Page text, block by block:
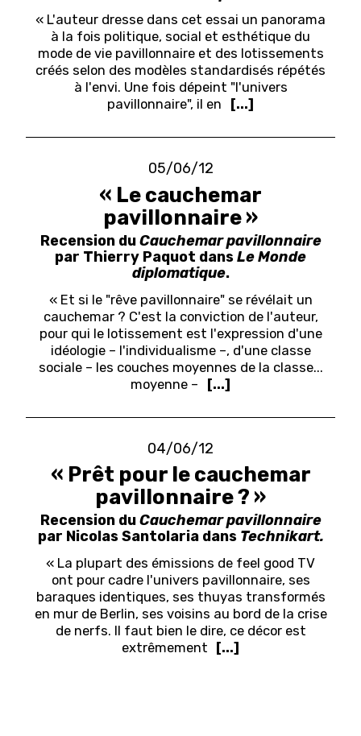
« L'auteur dresse dans cet essai un panorama
à la fois politique, social et esthétique du
mode de vie pavillonnaire et des lotissements
créés selon des modèles standardisés répétés
à l'envi. Une fois dépeint "l'univers
pavillonnaire", il en
[...]
05/06/12
« Le cauchemar
pavillonnaire »
Recension duCauchemar pavillonnaire
par Thierry Paquot dans Le Monde
diplomatique.
« Et si le "rêve pavillonnaire" se révélait un
cauchemar ? C'est la conviction de l'auteur,
pour qui le lotissement est l'expression d'une
idéologie – l'individualisme –, d'une classe
sociale – les couches moyennes de la classe...
moyenne –
[...]
04/06/12
« Prêt pour le cauchemar
pavillonnaire ? »
Recension duCauchemar pavillonnaire
par Nicolas Santolaria dans Technikart.
« La plupart des émissions de feel good TV
ont pour cadre l'univers pavillonnaire, ses
baraques identiques, ses thuyas transformés
en mur de Berlin, ses voisins au bord de la crise
de nerfs. Il faut bien le dire, ce décor est
extrêmement [...]